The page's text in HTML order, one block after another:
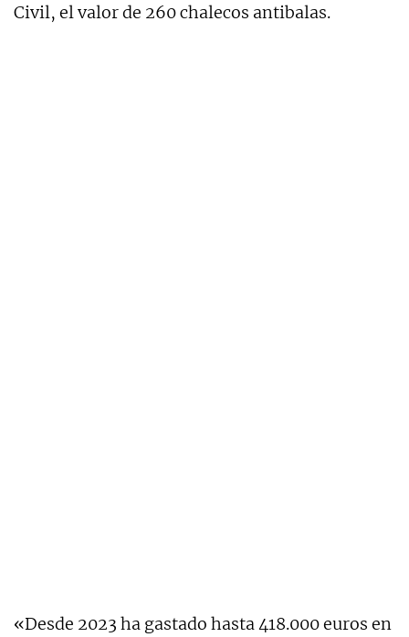
Civil, el valor de 260 chalecos antibalas.
«Desde 2023 ha gastado hasta 418.000 euros en